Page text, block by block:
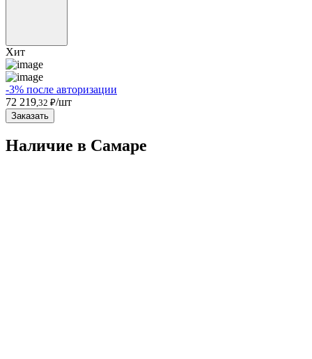
Хит
-3% после авторизации
72 219 ,32 ₽/шт
Заказать
Наличие в Самарe